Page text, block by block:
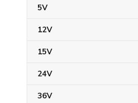
5V
12V
15V
24V
36V